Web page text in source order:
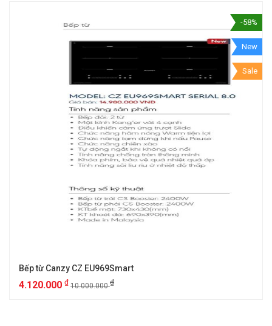
-58%
New
Sale
Bếp từ Canzy CZ EU969Smart
4.120.000 ₫ 10.000.000₫